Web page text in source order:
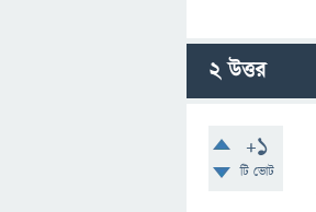
2উত্তর
+1
টি ভোট